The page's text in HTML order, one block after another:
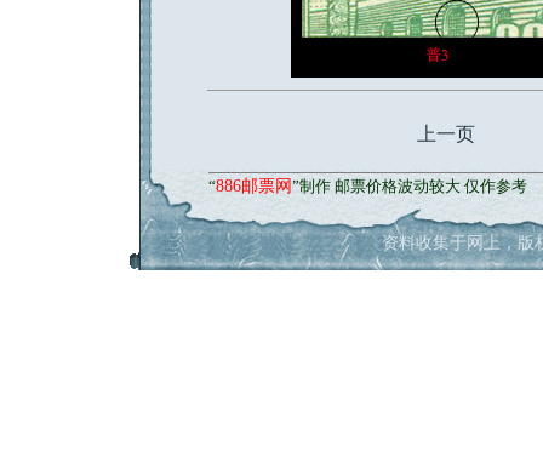
上一页
“886邮票网 ”制作 邮票价格波动较大 仅作参考
资料收集于网上，版